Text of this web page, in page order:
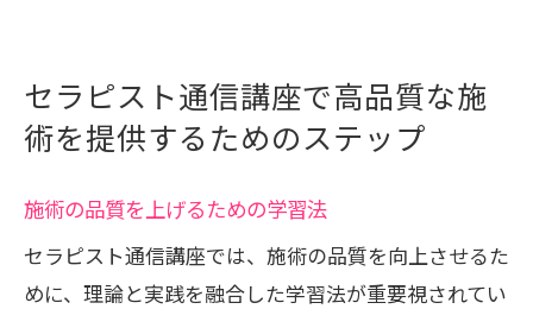
セラピスト通信講座で高品質な施
術を提供するためのステップ
施術の品質を上げるための学習法
セラピスト通信講座では、施術の品質を向上させるた
めに、理論と実践を融合した学習法が重要視されてい